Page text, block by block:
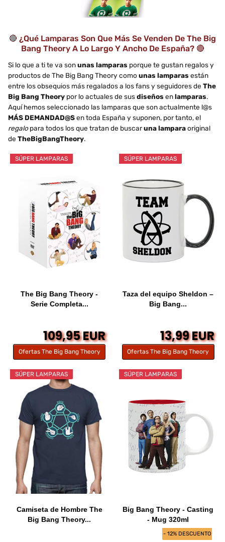
🔴 ¿Qué Lamparas Son Que Más Se Venden De The Big
Bang Theory A Lo Largo Y Ancho De España? 🔴
Si lo que a ti te va sonunas lamparas porque te gustan regalos y
productos de The Big Bang Theory comounas lamparas están
entre los obsequios más regalados a los fans y seguidores de The
Big Bang Theory por lo actuales de susdiseños enlamparas.
Aquí hemos seleccionado las lamparas que son actualmente l@s
MÁS DEMANDAD@Sen toda España y suponen, por tanto, el
regalopara todos los que tratan de buscaruna lamparaoriginal
de TheBigBangTheory.
SÚPER LAMPARAS
The Big Bang Theory -
Serie Completa...
109,95 EUR
Ofertas The Big Bang Theory
SÚPER LAMPARAS
Taza del equipo Sheldon –
Big Bang...
13,99 EUR
Ofertas The Big Bang Theory
SÚPER LAMPARAS
Camiseta de Hombre The
Big Bang Theory...
- 12% DESCUENTO
SÚPER LAMPARAS
Big Bang Theory - Casting
- Mug 320ml